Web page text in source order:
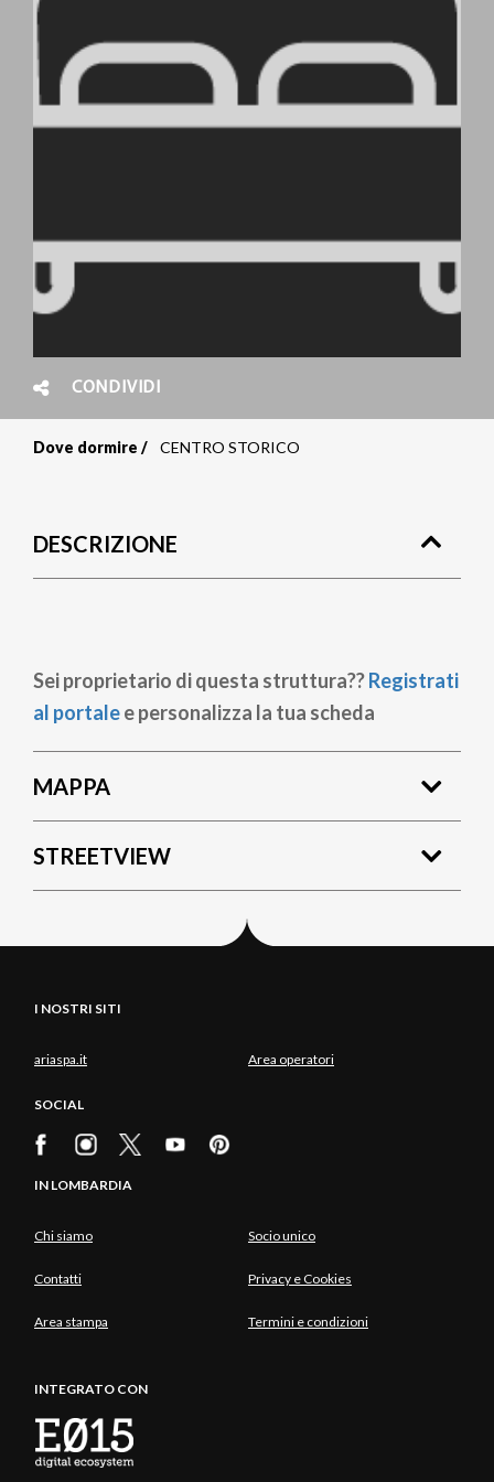
CONDIVIDI
pane
Dove dormire CENTRO STORICO
DESCRIZIONE
Sei proprietario di questa struttura??Registrati
al portalee personalizza la tua scheda
MAPPA
STREETVIEW
I NOSTRI SITI
ariaspa.it Area operatori
SOCIAL
IN LOMBARDIA
Chi siamo Socio unico
Contatti Privacy e Cookies
Area stampa Termini e condizioni
INTEGRATO CON